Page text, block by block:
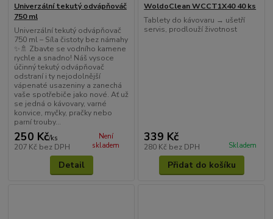
Univerzální tekutý odvápňováč
750 ml
Univerzální tekutý odvápňovač
750 ml – Síla čistoty bez námahy
✨🚿 Zbavte se vodního kamene
rychle a snadno! Náš vysoce
účinný tekutý odvápňovač
odstraní i ty nejodolnější
vápenaté usazeniny a zanechá
vaše spotřebiče jako nové. Ať už
se jedná o kávovary, varné
konvice, myčky, pračky nebo
parní trouby...
250 Kč/ks
207 Kč bez DPH
Není
skladem
Detail
WoldoClean WCCT1X40 40 ks
Tablety do kávovaru → ušetří
servis, prodlouží životnost
339 Kč
280 Kč bez DPH Skladem
Přidat do košíku